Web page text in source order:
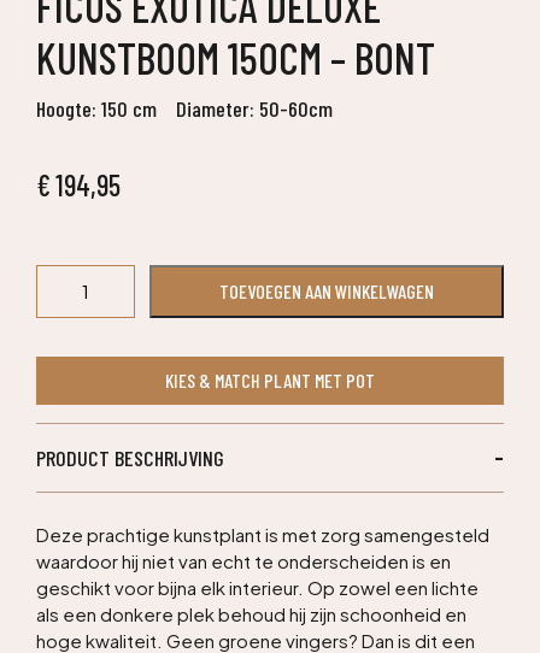
KUNSTBOOM 150CM – BONT
Hoogte: 150 cm Diameter: 50-60cm
€194,95
Exotica
kunstboom
-
aantal
TOEVOEGEN AAN WINKELWAGEN
KIES & MATCH PLANT MET POT
PRODUCT BESCHRIJVING
Deze prachtige kunstplant is met zorg samengesteld
waardoor hij niet van echt te onderscheiden is en
geschikt voor bijna elk interieur. Op zowel een lichte
als een donkere plek behoud hij zijn schoonheid en
hoge kwaliteit. Geen groene vingers? Dan is dit een